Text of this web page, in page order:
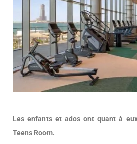
Les enfants et ados ont quant à
Teens Room.